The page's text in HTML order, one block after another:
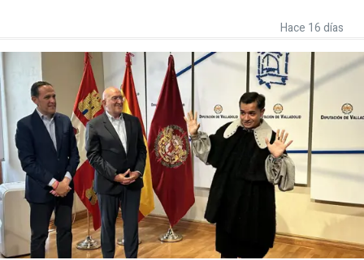
Hace 16 días